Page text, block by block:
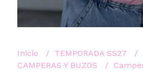
Inicio TEMPORADA SS27
CAMPERAS Y BUZOS